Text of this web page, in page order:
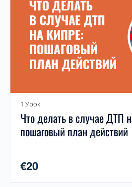
1 Урок
Что делать в случае ДТП
пошаговый план действий
€20